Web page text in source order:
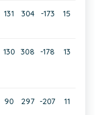
131 304 -173 15
130 308 -178 13
90 297 -207 11